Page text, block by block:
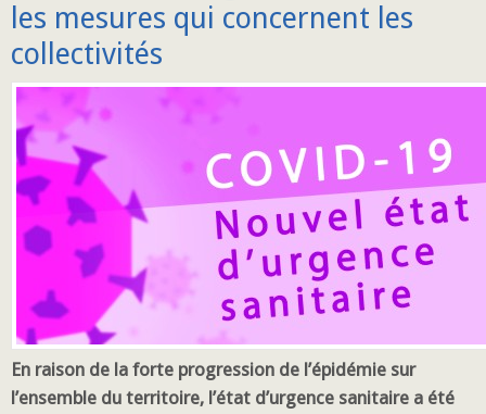
les mesures qui concernent les
collectivités
En raison de la forte progression de l’épidémie sur
l’ensemble du territoire, l’état d’urgence sanitaire a été